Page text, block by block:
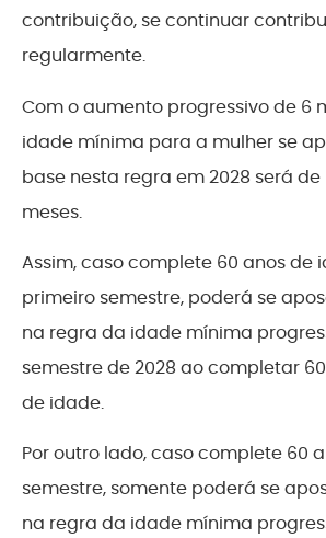
contribuição, se continuar
regularmente.
Com o aumento progressivo de 6
idade mínima para a mulher se
base nesta regra em 2028 será de
meses.
Assim, caso complete 60 anos de
primeiro semestre, poderá se
na regra da idade mínima
semestre de 2028 ao completar
de idade.
Por outro lado, caso complete 60
semestre, somente poderá se
na regra da idade mínima